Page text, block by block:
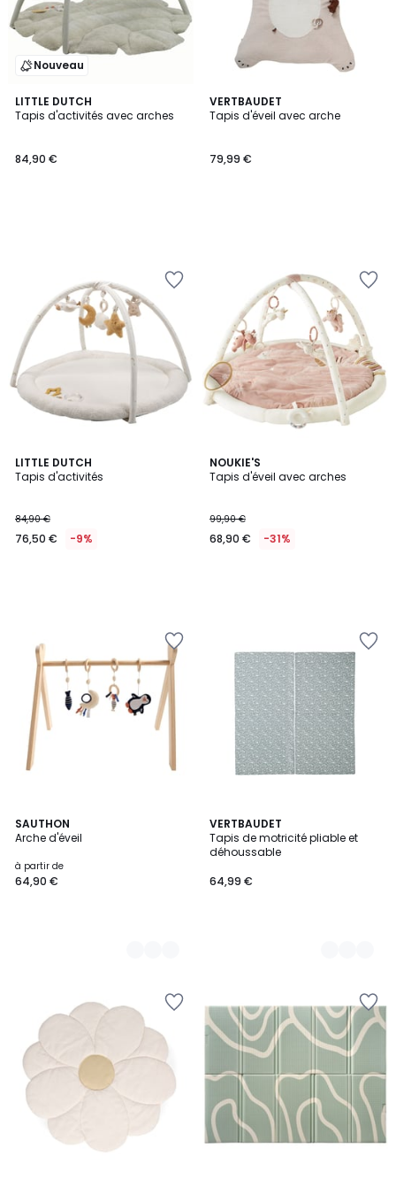
Nouveau
LITTLE DUTCH
Tapis d'activités avec arches
84,90 €
VERTBAUDET
Tapis d'éveil avec arche
79,99 €
LITTLE DUTCH
Tapis d'activités
84,90 €
76,50 € -9%
NOUKIE'S
Tapis d'éveil avec arches
99,90 €
68,90 € -31%
SAUTHON
Arche d'éveil
à partir de
64,90 €
2
Couleurs
VERTBAUDET
Tapis de motricité pliable et
déhoussable
64,99 €
2
Couleurs